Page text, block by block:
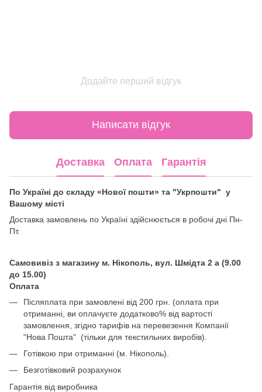
Додайте перший відгук
Написати відгук
Доставка Оплата Гарантія
По Україні до складу «Нової пошти» та "Укрпошти" у
Вашому місті
Доставка замовлень по Україні здійснюється в робочі дні Пн-
Пт.
Самовивіз з магазину м. Нікополь, вул. Шмідта 2 а (9.00
до 15.00)
Оплата
Післяплата при замовлені від 200 грн. (оплата при
отриманні, ви оплачуєте додатково% від вартості
замовлення, згідно тарифів на перевезення Компанії
"Нова Пошта" (тільки для текстильних виробів).
Готівкою при отриманні (м. Нікополь).
Безготівковий розрахунок
Гарантія від виробника